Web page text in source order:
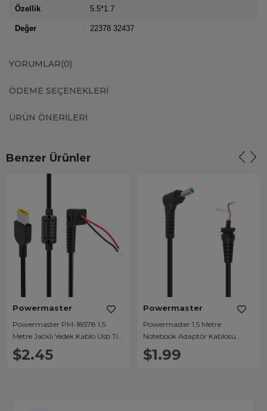
Özellik 5.5*1.7
Değer 22378 32437
YORUMLAR(0)
ÖDEME SEÇENEKLERI
ÜRÜN ÖNERILERI
Benzer Ürünler
Powermaster
Powermaster PM-18578 1.5
Metre Jacklı Yedek Kablo Usb Tip
Uç Notebook Adaptör Kablo
(Lenovo G-544U)
$2.45
Powermaster
Powermaster 1.5 Metre
Notebook Adaptör Kablosu
Jacklı 4.5x3.0 Uç
$1.99